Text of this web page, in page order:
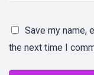
Save my name,
the next time I